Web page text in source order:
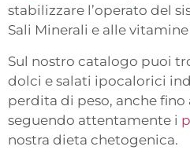
stabilizzare l’operato del
Sali Minerali e alle
Sul nostro catalogo puoi
dolci e salati ipocalorici
perdita di peso, anche fino
seguendo attentamente i
nostra dieta chetogenica.